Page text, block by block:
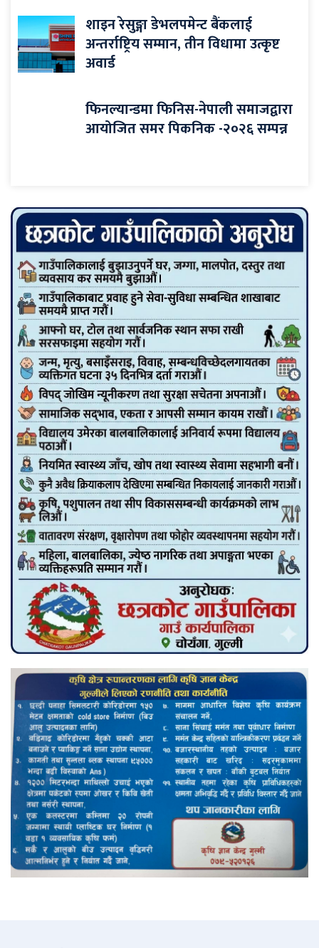
शाइन रेसुङ्गा डेभलपमेन्ट बैंकलाई
अन्तर्राष्ट्रिय सम्मान, तीन विधामा उत्कृष्ट
अवार्ड
फिनल्यान्डमा फिनिस-नेपाली समाजद्वारा
आयोजित समर पिकनिक -२०२६ सम्पन्न